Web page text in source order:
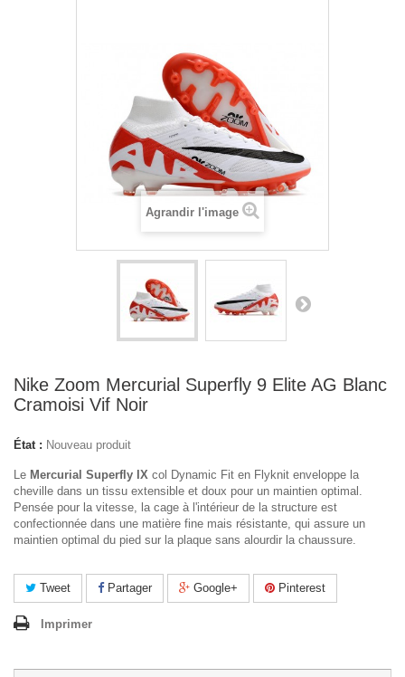
Agrandir l'image
Nike Zoom Mercurial Superfly 9 Elite AG Blanc
Cramoisi Vif Noir
État : Nouveau produit
Le Mercurial Superfly IX col Dynamic Fit en Flyknit enveloppe la
cheville dans un tissu extensible et doux pour un maintien optimal.
Pensée pour la vitesse, la cage à l'intérieur de la structure est
confectionnée dans une matière fine mais résistante, qui assure un
maintien optimal du pied sur la plaque sans alourdir la chaussure.
Tweet Partager Google+ Pinterest
Imprimer